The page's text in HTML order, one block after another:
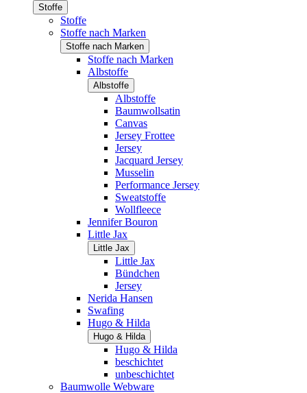
Stoffe
Stoffe
Stoffe nach Marken
Stoffe nach Marken
Stoffe nach Marken
Albstoffe
Albstoffe
Albstoffe
Baumwollsatin
Canvas
Jersey Frottee
Jersey
Jacquard Jersey
Musselin
Performance Jersey
Sweatstoffe
Wollfleece
Jennifer Bouron
Little Jax
Little Jax
Little Jax
Bündchen
Jersey
Nerida Hansen
Swafing
Hugo & Hilda
Hugo & Hilda
Hugo & Hilda
beschichtet
unbeschichtet
Baumwolle Webware